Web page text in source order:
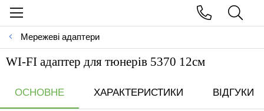
Мережеві адаптери
WI-FI адаптер для тюнерiв 5370 12см
ОСНОВНЕ ХАРАКТЕРИСТИКИ ВІДГУКИ